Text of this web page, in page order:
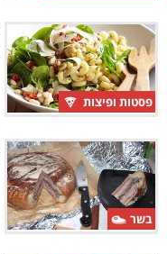
פסטות ופיצות
בשר